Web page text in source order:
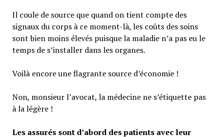
Il coule de source que quand on tient compte des
signaux du corps à ce moment-là, les coûts des soins
sont bien moins élevés puisque la maladie n’a pas eu le
temps de s’installer dans les organes.
Voilà encore une flagrante source d’économie !
Non, monsieur l’avocat, la médecine ne s’étiquette pas
à la légère !
Les assurés sont d’abord des patients avec leur